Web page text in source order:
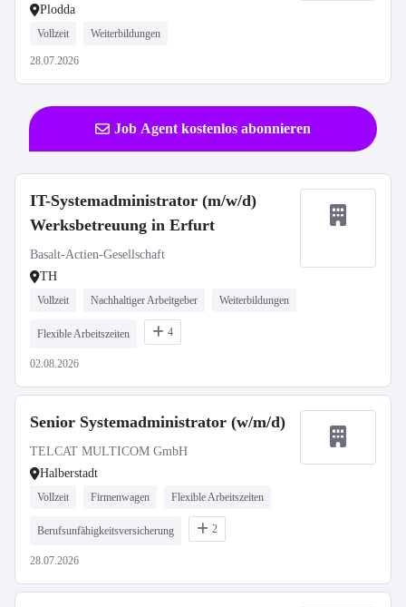
Plodda
Vollzeit Weiterbildungen
28.07.2026
Job Agent kostenlos abonnieren
IT-Systemadministrator (m/w/d)
Werksbetreuung in Erfurt
Basalt-Actien-Gesellschaft
TH
Vollzeit Nachhaltiger Arbeitgeber Weiterbildungen
Flexible Arbeitszeiten 4
02.08.2026
Senior Systemadministrator (w/m/d)
TELCAT MULTICOM GmbH
Halberstadt
Vollzeit Firmenwagen Flexible Arbeitszeiten
Berufsunfähigkeitsversicherung 2
28.07.2026